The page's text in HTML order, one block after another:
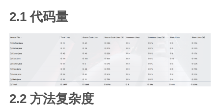
2.1 代码量
2.2 方法复杂度